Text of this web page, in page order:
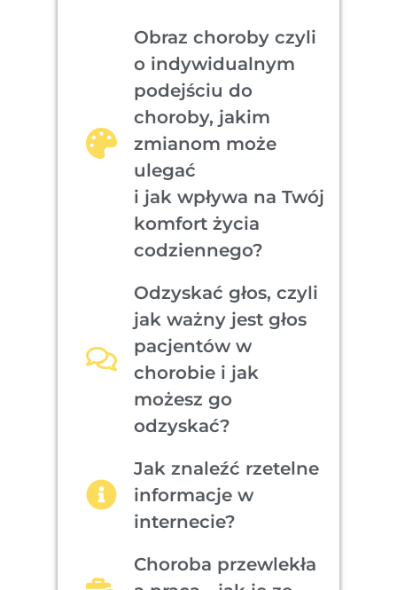
Obraz choroby czyli
o indywidualnym
podejściu do
choroby, jakim
zmianom może
ulegać
i jak wpływa na Twój
komfort życia
codziennego?
Odzyskać głos, czyli
jak ważny jest głos
pacjentów w
chorobie i jak
możesz go
odzyskać?
Jak znaleźć rzetelne
informacje w
internecie?
Choroba przewlekła